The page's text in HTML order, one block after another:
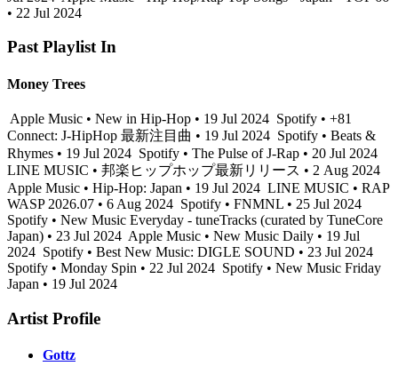
• 22 Jul 2024
Past Playlist In
Money Trees
Apple Music • New in Hip-Hop • 19 Jul 2024 Spotify • +81
Connect: J-HipHop 最新注目曲 • 19 Jul 2024 Spotify • Beats &
Rhymes • 19 Jul 2024 Spotify • The Pulse of J-Rap • 20 Jul 2024
LINE MUSIC • 邦楽ヒップホップ最新リリース • 2 Aug 2024
Apple Music • Hip-Hop: Japan • 19 Jul 2024 LINE MUSIC • RAP
WASP 2026.07 • 6 Aug 2024 Spotify • FNMNL • 25 Jul 2024
Spotify • New Music Everyday - tuneTracks (curated by TuneCore
Japan) • 23 Jul 2024 Apple Music • New Music Daily • 19 Jul
2024 Spotify • Best New Music: DIGLE SOUND • 23 Jul 2024
Spotify • Monday Spin • 22 Jul 2024 Spotify • New Music Friday
Japan • 19 Jul 2024
Artist Profile
Gottz